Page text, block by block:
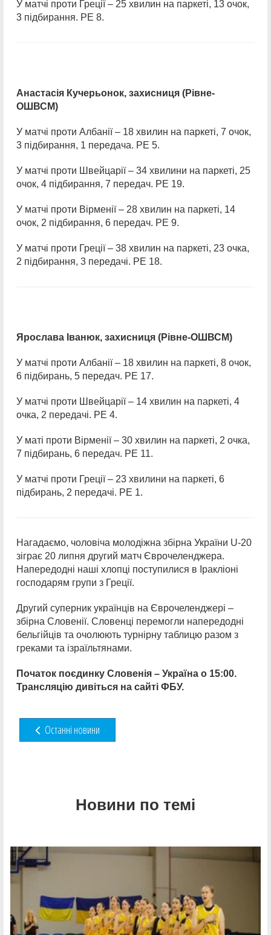
У матчі проти Греції – 25 хвилин на паркеті, 13 очок,
3 підбирання. РЕ 8.
Анастасія Кучерьонок, захисниця (Рівне-
ОШВСМ)
У матчі проти Албанії – 18 хвилин на паркеті, 7 очок,
3 підбирання, 1 передача. РЕ 5.
У матчі проти Швейцарії – 34 хвилини на паркеті, 25
очок, 4 підбирання, 7 передач. РЕ 19.
У матчі проти Вірменії – 28 хвилин на паркеті, 14
очок, 2 підбирання, 6 передач. РЕ 9.
У матчі проти Греції – 38 хвилин на паркеті, 23 очка,
2 підбирання, 3 передачі. РЕ 18.
Ярослава Іванюк, захисниця (Рівне-ОШВСМ)
У матчі проти Албанії – 18 хвилин на паркеті, 8 очок,
6 підбирань, 5 передач. РЕ 17.
У матчі проти Швейцарії – 14 хвилин на паркеті, 4
очка, 2 передачі. РЕ 4.
У маті проти Вірменії – 30 хвилин на паркеті, 2 очка,
7 підбирань, 6 передач. РЕ 11.
У матчі проти Греції – 23 хвилини на паркеті, 6
підбирань, 2 передачі. РЕ 1.
Нагадаємо, чоловіча молодіжна збірна України U-20
зіграє 20 липня другий матч Єврочеленджера.
Напередодні наші хлопці поступилися в Іракліоні
господарям групи з Греції.
Другий суперник українців на Єврочеленджері –
збірна Словенії. Словенці перемогли напередодні
бельгійців та очолюють турнірну таблицю разом з
греками та ізраїльтянами.
Початок поєдинку Словенія – Україна о 15:00.
Трансляцію дивіться на сайті ФБУ.
Останні новини
Новини по темі